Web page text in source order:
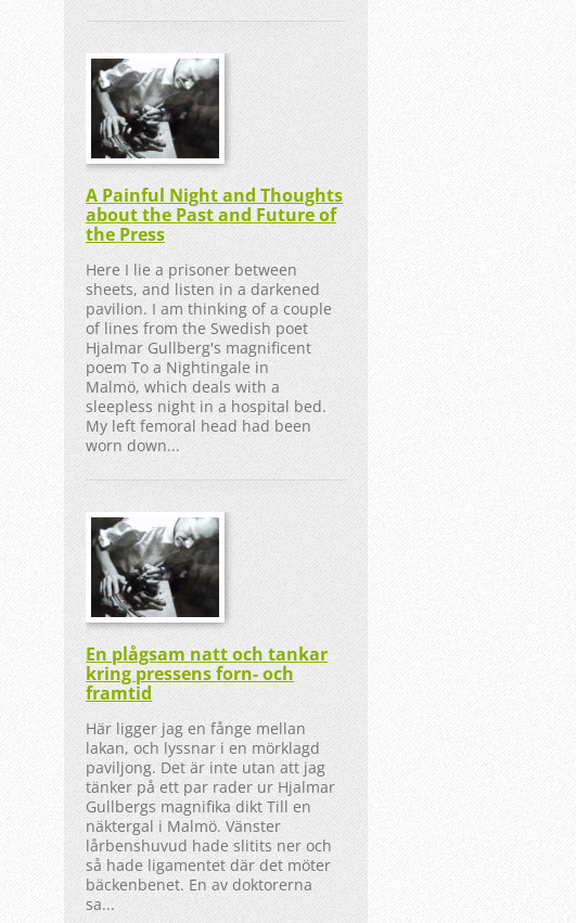
A Painful Night and Thoughts
about the Past and Future of
the Press
Here I lie a prisoner between
sheets, and listen in a darkened
pavilion. I am thinking of a couple
of lines from the Swedish poet
Hjalmar Gullberg's magnificent
poem To a Nightingale in
Malmö, which deals with a
sleepless night in a hospital bed.
My left femoral head had been
worn down...
En plågsam natt och tankar
kring pressens forn- och
framtid
Här ligger jag en fånge mellan
lakan, och lyssnar i en mörklagd
paviljong. Det är inte utan att jag
tänker på ett par rader ur Hjalmar
Gullbergs magnifika dikt Till en
näktergal i Malmö. Vänster
lårbenshuvud hade slitits ner och
så hade ligamentet där det möter
bäckenbenet. En av doktorerna
sa...